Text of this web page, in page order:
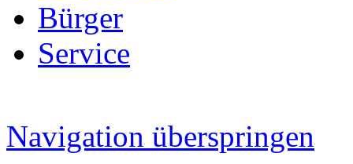
Bürger
Service
Navigation überspringen